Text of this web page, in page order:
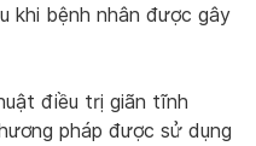
khi bệnh nhân được gây
điều trị giãn tĩnh
pháp được sử dụng